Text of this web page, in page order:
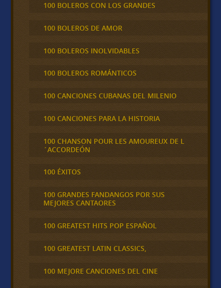
100 BOLEROS CON LOS GRANDES
100 BOLEROS DE AMOR
100 BOLEROS INOLVIDABLES
100 BOLEROS ROMÁNTICOS
100 CANCIONES CUBANAS DEL MILENIO
100 CANCIONES PARA LA HISTORIA
100 CHANSON POUR LES AMOUREUX DE L
´ACCORDEÓN
100 ÉXITOS
100 GRANDES FANDANGOS POR SUS
MEJORES CANTAORES
100 GREATEST HITS POP ESPAÑOL
100 GREATEST LATIN CLASSICS,
100 MEJORE CANCIONES DEL CINE